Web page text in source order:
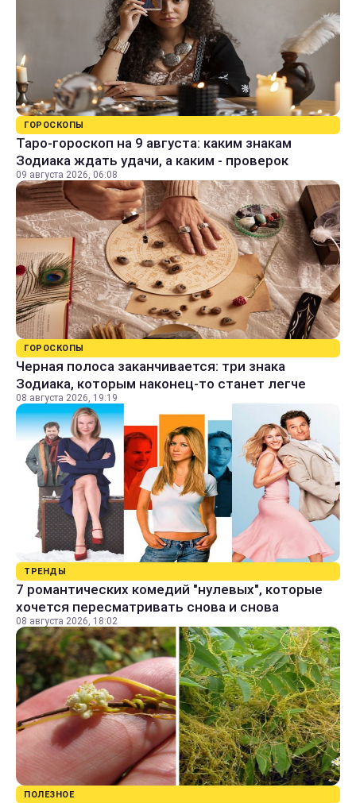
ГОРОСКОПЫ
Таро-гороскоп на 9 августа: каким знакам
Зодиака ждать удачи, а каким - проверок
09 августа 2026, 06:08
ГОРОСКОПЫ
Черная полоса заканчивается: три знака
Зодиака, которым наконец-то станет легче
08 августа 2026, 19:19
ТРЕНДЫ
7 романтических комедий "нулевых", которые
хочется пересматривать снова и снова
08 августа 2026, 18:02
ПОЛЕЗНОЕ